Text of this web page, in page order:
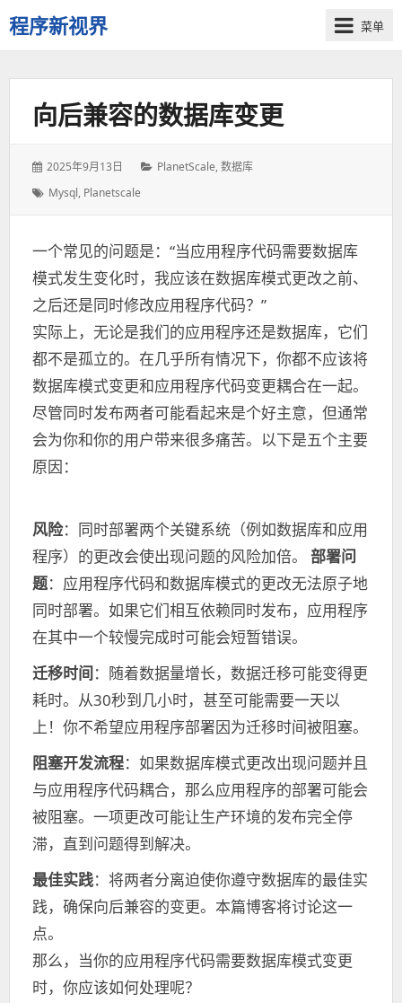
程序新视界
开
启
菜单
向后兼容的数据库变更
发
于：
2025年9月13日
分
PlanetScale,数据库
标
Mysql, Planetscale
一个常见的问题是：“当应用程序代码需要数据库
模式发生变化时，我应该在数据库模式更改之前、
之后还是同时修改应用程序代码？”
实际上，无论是我们的应用程序还是数据库，它们
都不是孤立的。在几乎所有情况下，你都不应该将
数据库模式变更和应用程序代码变更耦合在一起。
尽管同时发布两者可能看起来是个好主意，但通常
会为你和你的用户带来很多痛苦。以下是五个主要
原因：
风险：同时部署两个关键系统（例如数据库和应用
程序）的更改会使出现问题的风险加倍。 部署问
题：应用程序代码和数据库模式的更改无法原子地
同时部署。如果它们相互依赖同时发布，应用程序
在其中一个较慢完成时可能会短暂错误。
迁移时间：随着数据量增长，数据迁移可能变得更
耗时。从30秒到几小时，甚至可能需要一天以
上！你不希望应用程序部署因为迁移时间被阻塞。
阻塞开发流程：如果数据库模式更改出现问题并且
与应用程序代码耦合，那么应用程序的部署可能会
被阻塞。一项更改可能让生产环境的发布完全停
滞，直到问题得到解决。
最佳实践：将两者分离迫使你遵守数据库的最佳实
践，确保向后兼容的变更。本篇博客将讨论这一
点。
那么，当你的应用程序代码需要数据库模式变更
时，你应该如何处理呢？